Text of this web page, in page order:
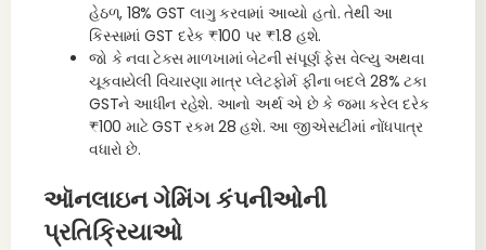
હેઠળ, 18% GST લાગુ કરવામાં આવ્યો હતો. તેથી આ
કિસ્સામાં GST દરેક ₹100 પર ₹1.8 હશે.
જો કે નવા ટેક્સ માળખામાં બેટની સંપૂર્ણ ફેસ વેલ્યુ અથવા
ચૂકવાયેલી વિચારણા માત્ર પ્લેટફોર્મ ફીના બદલે 28% ટકા
GSTને આધીન રહેશે. આનો અર્થ એ છે કે જમા કરેલ દરેક
₹100 માટે GST રકમ 28 હશે. આ જીએસટીમાં નોંધપાત્ર
વધારો છે.
ઑનલાઇન ગેમિંગ કંપનીઓની
પ્રતિક્રિયાઓ